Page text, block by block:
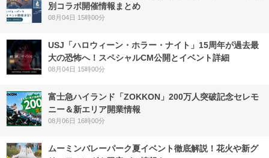
別コラボ開催情報まとめ
08月04日 15時00分
USJ「ハロウィーン・ホラー・ナイト」15周年が過去最
大の恐怖へ！スペシャルCM公開とイベント詳細
08月04日 15時00分
富士急ハイランド「ZOKKON」200万人突破記念セレモ
ニー＆新エリア開業情報
08月06日 16時00分
ムーミンバレーパーク夏イベント徹底解説！花火や新グ